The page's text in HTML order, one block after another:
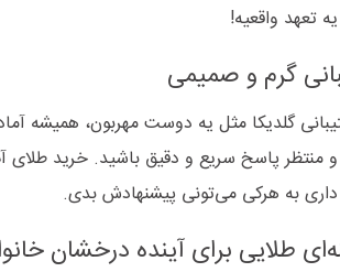
تعهد واقعیه!
گرم و صمیمی
گلدیکا مثل یه دوست مهربون، همیشه
و منتظر پاسخ سریع و دقیق باشید. خرید
به هرکی می‌تونی پیشنهادش بدی.
طلایی برای آینده درخشان